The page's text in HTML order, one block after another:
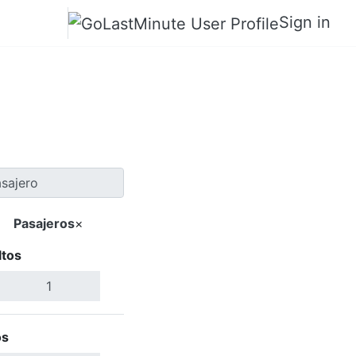
Sign in
Pasajeros×